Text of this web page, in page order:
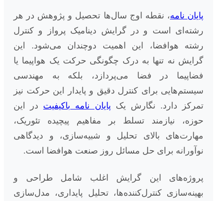
پایان نامه، نقطه اوج سال‌ها تحصیل و پژوهش در هر
رشته‌ای است و در گرایش دینامیک پرواز و کنترل
رشته هوافضا، این اهمیت دوچندان می‌شود. این
گرایش نه تنها به درک چگونگی حرکت یک هواپیما یا
فضاپیما در فضا می‌پردازد، بلکه به مهندسی
سیستم‌هایی برای کنترل دقیق و پایدار این حرکت نیز
تمرکز دارد. نگارش یک پایان نامه باکیفیت در این
حوزه، نیازمند تسلط بر مفاهیم پیچیده تئوریک،
مهارت‌های بالای تحلیل و شبیه‌سازی، و دیدگاهی
نوآورانه برای حل مسائل روز صنعت هوافضا است.
پروژه‌های این گرایش اغلب شامل طراحی و
بهینه‌سازی کنترل‌کننده‌ها، تحلیل پایداری، مدل‌سازی